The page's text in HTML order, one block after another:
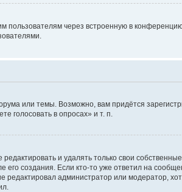
пользователям через встроенную в
или темы. Возможно, вам придётся
голосовать в опросах» и т. п.
и удалять только свои
создания. Если кто-то уже ответил на
администратор или модератор,